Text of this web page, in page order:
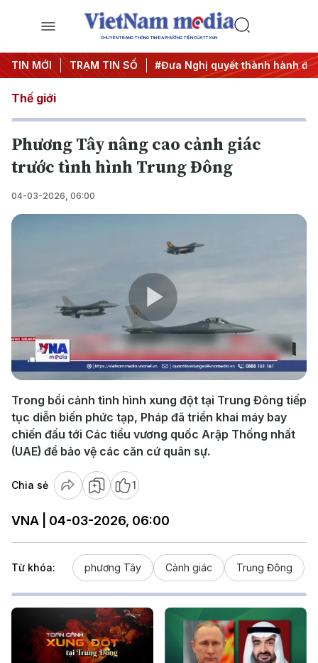
CHUYÊN TRANG THÔNG TIN ĐA PHƯƠNG TIỆN CỦA TTXVN
TIN MỚI TRẠM TIN SỐ
3 #APEC 2027 #Đưa Nghị quyết thành hành động
Thế giới
Phương Tây nâng cao cảnh giác
trước tình hình Trung Đông
04-03-2026, 06:00
Play
Video
Trong bổi cảnh tình hình xung đột tại Trung Đông tiếp
tục diễn biến phức tạp, Pháp đã triển khai máy bay
chiến đấu tới Các tiểu vương quốc Arập Thống nhất
(UAE) để bảo vệ các căn cứ quân sự.
Chia sẻ 1
VNA | 04-03-2026, 06:00
Từ khóa: phương Tây Cảnh giác Trung Đông